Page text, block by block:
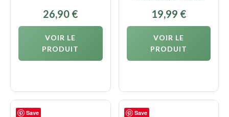
26,90 €
VOIR LE
PRODUIT
19,99 €
VOIR LE
PRODUIT
Save Save